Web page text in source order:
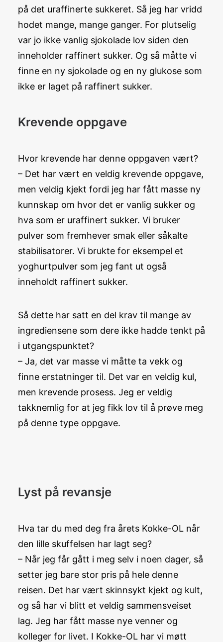
på det uraffinerte sukkeret. Så jeg har vridd
hodet mange, mange ganger. For plutselig
var jo ikke vanlig sjokolade lov siden den
inneholder raffinert sukker. Og så måtte vi
finne en ny sjokolade og en ny glukose som
ikke er laget på raffinert sukker.
Krevende oppgave
Hvor krevende har denne oppgaven vært?
– Det har vært en veldig krevende oppgave,
men veldig kjekt fordi jeg har fått masse ny
kunnskap om hvor det er vanlig sukker og
hva som er uraffinert sukker. Vi bruker
pulver som fremhever smak eller såkalte
stabilisatorer. Vi brukte for eksempel et
yoghurtpulver som jeg fant ut også
inneholdt raffinert sukker.
Så dette har satt en del krav til mange av
ingrediensene som dere ikke hadde tenkt på
i utgangspunktet?
– Ja, det var masse vi måtte ta vekk og
finne erstatninger til. Det var en veldig kul,
men krevende prosess. Jeg er veldig
takknemlig for at jeg fikk lov til å prøve meg
på denne type oppgave.
Lyst på revansje
Hva tar du med deg fra årets Kokke-OL når
den lille skuffelsen har lagt seg?
– Når jeg får gått i meg selv i noen dager, så
setter jeg bare stor pris på hele denne
reisen. Det har vært skinnsykt kjekt og kult,
og så har vi blitt et veldig sammensveiset
lag. Jeg har fått masse nye venner og
kolleger for livet. I Kokke-OL har vi møtt